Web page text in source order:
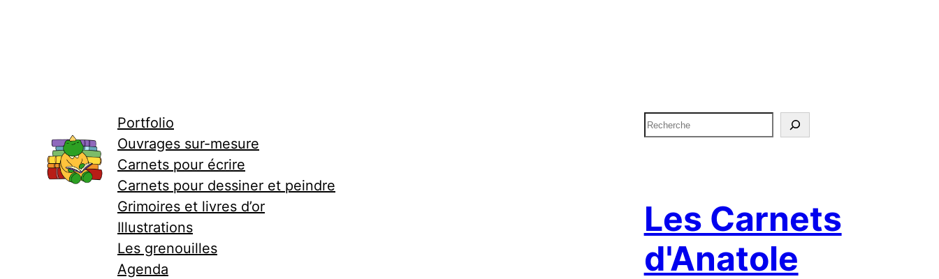
Portfolio
Ouvrages sur-mesure
Carnets pour écrire
Carnets pour dessiner et peindre
Grimoires et livres d’or
Illustrations
Les grenouilles
Agenda
R
e
e
r
c
h
Les Carnets
d'Anatole